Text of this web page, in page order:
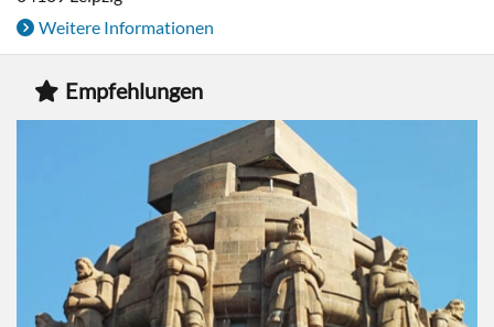
Weitere Informationen
Empfehlungen